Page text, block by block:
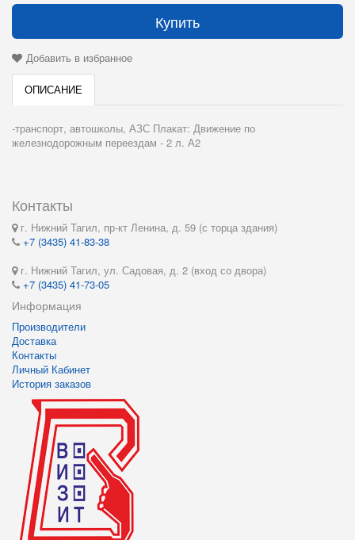
Купить
Добавить в избранное
ОПИСАНИЕ
-транспорт, автошколы, АЗС Плакат: Движение по
железнодорожным переездам - 2 л. А2
Контакты
г. Нижний Тагил, пр-кт Ленина, д. 59 (с торца здания)
+7 (3435) 41-83-38
г. Нижний Тагил, ул. Садовая, д. 2 (вход со двора)
+7 (3435) 41-73-05
Информация
Производители
Доставка
Контакты
Личный Кабинет
История заказов